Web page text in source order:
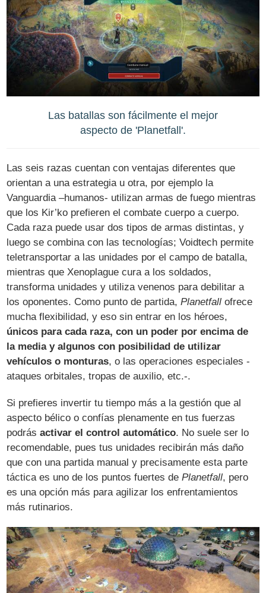
Las batallas son fácilmente el mejor
aspecto de 'Planetfall'.
Las seis razas cuentan con ventajas diferentes que
orientan a una estrategia u otra, por ejemplo la
Vanguardia –humanos- utilizan armas de fuego mientras
que los Kir’ko prefieren el combate cuerpo a cuerpo.
Cada raza puede usar dos tipos de armas distintas, y
luego se combina con las tecnologías; Voidtech permite
teletransportar a las unidades por el campo de batalla,
mientras que Xenoplague cura a los soldados,
transforma unidades y utiliza venenos para debilitar a
los oponentes. Como punto de partida,Planetfall ofrece
mucha flexibilidad, y eso sin entrar en los héroes,
únicos para cada raza, con un poder por encima de
la media y algunos con posibilidad de utilizar
vehículos o monturas, o las operaciones especiales -
ataques orbitales, tropas de auxilio, etc.-.
Si prefieres invertir tu tiempo más a la gestión que al
aspecto bélico o confías plenamente en tus fuerzas
podrásactivar el control automático. No suele ser lo
recomendable, pues tus unidades recibirán más daño
que con una partida manual y precisamente esta parte
táctica es uno de los puntos fuertes dePlanetfall, pero
es una opción más para agilizar los enfrentamientos
más rutinarios.